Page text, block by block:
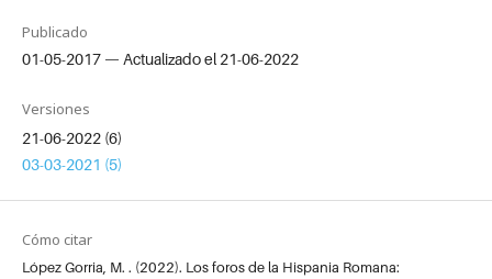
Publicado
01-05-2017 — Actualizado el 21-06-2022
Versiones
21-06-2022 (6)
03-03-2021 (5)
Cómo citar
López Gorria, M. . (2022). Los foros de la Hispania Romana: